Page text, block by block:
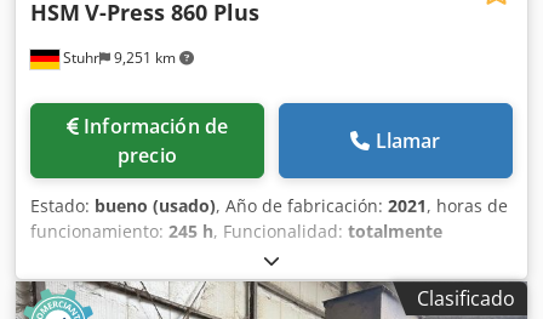
Stuhr 9,251 km
HSM V-Press 860 Plus
Información de
precio
Llamar
Estado: bueno (usado), Año de fabricación: 2021, horas de
funcionamiento: 245 h, Funcionalidad: totalmente
, Prensa vertical de balas HSM V-Press 860 plus,
año de fabricación 2021 Datos técnicos: Fabricante: HSM
Modelo: V-Press 860 plus Año de fabricación: 2021 Horas
Clasificado